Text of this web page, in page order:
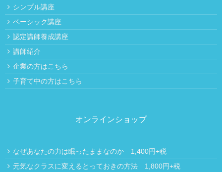
シンプル講座
ベーシック講座
認定講師養成講座
講師紹介
企業の方はこちら
子育て中の方はこちら
オンラインショップ
なぜあなたの力は眠ったままなのか 1,400円+税
元気なクラスに変えるとっておきの方法 1,800円+税